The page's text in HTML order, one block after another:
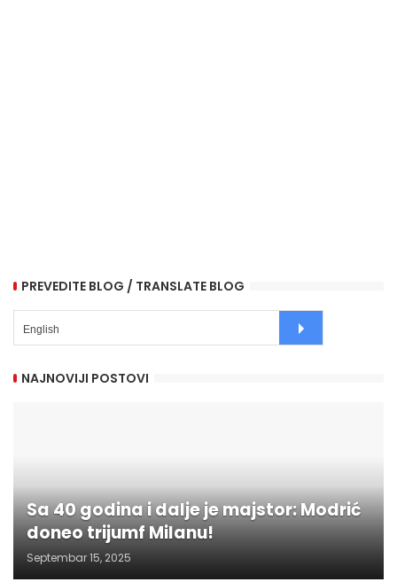
PREVEDITE BLOG / TRANSLATE BLOG
NAJNOVIJI POSTOVI
Sa 40 godina i dalje je majstor: Modrić
doneo trijumf Milanu!
Septembar 15, 2025